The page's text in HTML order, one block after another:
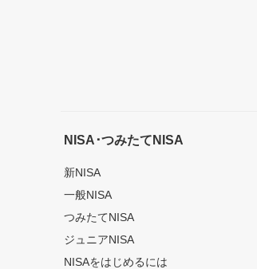
NISA･つみたてNISA
新NISA
一般NISA
つみたてNISA
ジュニアNISA
NISAをはじめるには